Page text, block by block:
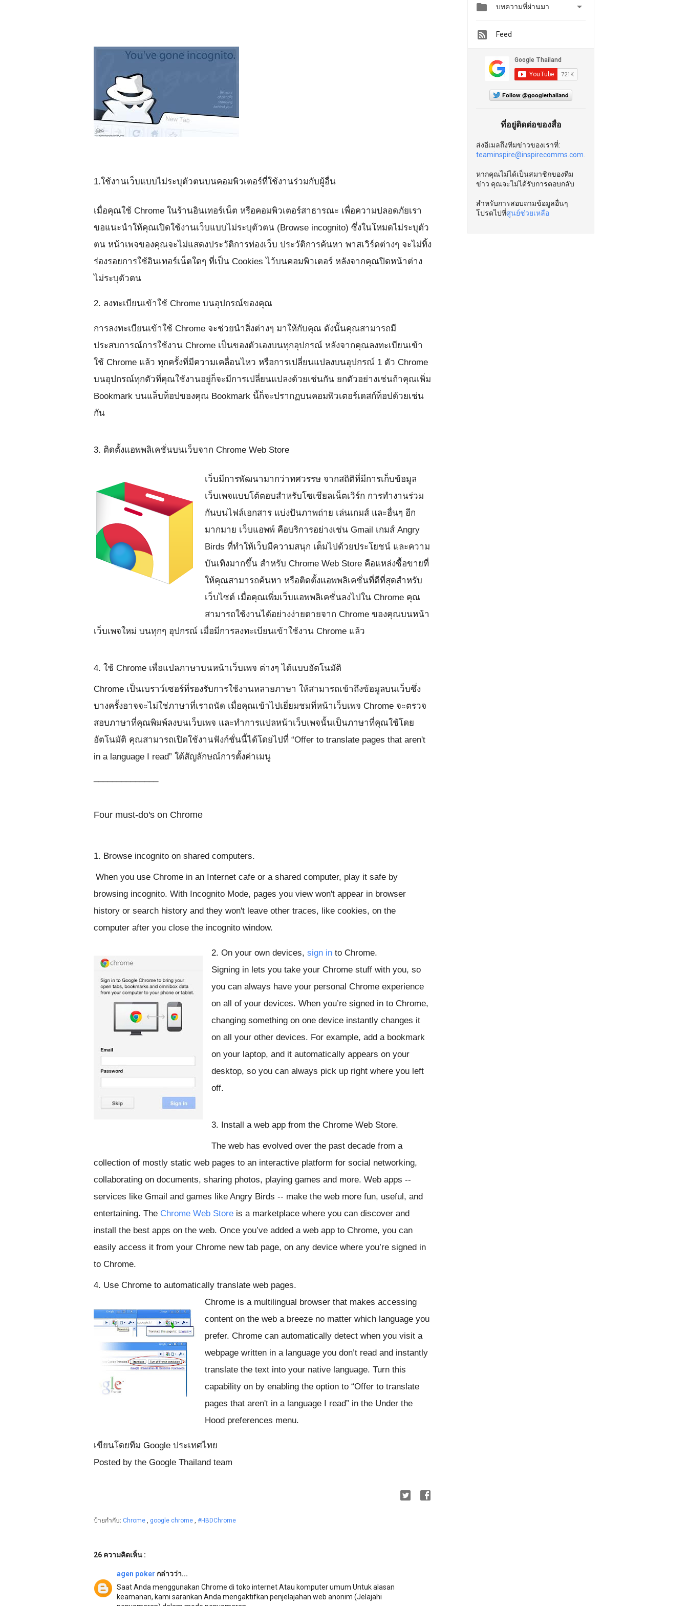
1.ใช้งานเว็บแบบไม่ระบุตัวตนบนคอมพิวเตอร์ที่ใช้งานร่วมกับผู้อื่น
เมื่อคุณใช้ Chrome ในร้านอินเทอร์เน็ต หรือคอมพิวเตอร์สาธารณะ เพื่อความปลอดภัยเรา
ขอแนะนำให้คุณเปิดใช้งานเว็บแบบไม่ระบุตัวตน (Browse incognito) ซึ่งในโหมดไม่ระบุตัว
ตน หน้าเพจของคุณจะไม่แสดงประวัติการท่องเว็บ ประวัติการค้นหา พาสเวิร์ดต่างๆ จะไม่ทิ้ง
ร่องรอยการใช้อินเทอร์เน็ตใดๆ ที่เป็น Cookies ไว้บนคอมพิวเตอร์ หลังจากคุณปิดหน้าต่าง
ไม่ระบุตัวตน
2. ลงทะเบียนเข้าใช้ Chrome บนอุปกรณ์ของคุณ
การลงทะเบียนเข้าใช้ Chrome จะช่วยนำสิ่งต่างๆ มาให้กับคุณ ดังนั้นคุณสามารถมี
ประสบการณ์การใช้งาน Chrome เป็นของตัวเองบนทุกอุปกรณ์ หลังจากคุณลงทะเบียนเข้า
ใช้ Chrome แล้ว ทุกครั้งที่มีความเคลื่อนไหว หรือการเปลี่ยนแปลงบนอุปกรณ์ 1 ตัว Chrome
บนอุปกรณ์ทุกตัวที่คุณใช้งานอยู่ก็จะมีการเปลี่ยนแปลงด้วยเช่นกัน ยกตัวอย่างเช่นถ้าคุณเพิ่ม
Bookmark บนแล็บท็อปของคุณ Bookmark นี้ก็จะปรากฏบนคอมพิวเตอร์เดสก์ท็อปด้วยเช่น
กัน
3. ติดตั้งแอพพลิเคชั่นบนเว็บจาก Chrome Web Store
เว็บมีการพัฒนามากว่าทศวรรษ จากสถิติที่มีการเก็บข้อมูล
เว็บเพจแบบโต้ตอบสำหรับโซเชียลเน็ตเวิร์ก การทำงานร่วม
กันบนไฟล์เอกสาร แบ่งปันภาพถ่าย เล่นเกมส์ และอื่นๆ อีก
มากมาย เว็บแอพพ์ คือบริการอย่างเช่น Gmail เกมส์ Angry
Birds ที่ทำให้เว็บมีความสนุก เต็มไปด้วยประโยชน์ และความ
บันเทิงมากขึ้น สำหรับ Chrome Web Store คือแหล่งซื้อขายที่
ให้คุณสามารถค้นหา หรือติดตั้งแอพพลิเคชั่นที่ดีที่สุดสำหรับ
เว็บไซต์ เมื่อคุณเพิ่มเว็บแอพพลิเคชั่นลงไปใน Chrome คุณ
สามารถใช้งานได้อย่างง่ายดายจาก Chrome ของคุณบนหน้า
เว็บเพจใหม่ บนทุกๆ อุปกรณ์ เมื่อมีการลงทะเบียนเข้าใช้งาน Chrome แล้ว
4. ใช้ Chrome เพื่อแปลภาษาบนหน้าเว็บเพจ ต่างๆ ได้แบบอัตโนมัติ
Chrome เป็นเบราว์เซอร์ที่รองรับการใช้งานหลายภาษา ให้สามารถเข้าถึงข้อมูลบนเว็บซึ่ง
บางครั้งอาจจะไม่ใช่ภาษาที่เราถนัด เมื่อคุณเข้าไปเยี่ยมชมที่หน้าเว็บเพจ Chrome จะตรวจ
สอบภาษาที่คุณพิมพ์ลงบนเว็บเพจ และทำการแปลหน้าเว็บเพจนั้นเป็นภาษาที่คุณใช้โดย
อัตโนมัติ คุณสามารถเปิดใช้งานฟังก์ชั่นนี้ได้โดยไปที่ “Offer to translate pages that aren't
in a language I read” ใต้สัญลักษณ์การตั้งค่าเมนู
Four must-do's on Chrome
1. Browse incognito on shared computers.
When you use Chrome in an Internet cafe or a shared computer, play it safe by
browsing incognito. With Incognito Mode, pages you view won't appear in browser
history or search history and they won't leave other traces, like cookies, on the
computer after you close the incognito window.
2. On your own devices, sign in to Chrome.
Signing in lets you take your Chrome stuff with you, so
you can always have your personal Chrome experience
on all of your devices. When you’re signed in to Chrome,
changing something on one device instantly changes it
on all your other devices. For example, add a bookmark
on your laptop, and it automatically appears on your
desktop, so you can always pick up right where you left
off.
3. Install a web app from the Chrome Web Store.
The web has evolved over the past decade from a
collection of mostly static web pages to an interactive platform for social networking,
collaborating on documents, sharing photos, playing games and more. Web apps --
services like Gmail and games like Angry Birds -- make the web more fun, useful, and
entertaining. The Chrome Web Store is a marketplace where you can discover and
install the best apps on the web. Once you’ve added a web app to Chrome, you can
easily access it from your Chrome new tab page, on any device where you’re signed in
to Chrome.
4. Use Chrome to automatically translate web pages.
Chrome is a multilingual browser that makes accessing
content on the web a breeze no matter which language you
prefer. Chrome can automatically detect when you visit a
webpage written in a language you don’t read and instantly
translate the text into your native language. Turn this
capability on by enabling the option to “Offer to translate
pages that aren't in a language I read” in the Under the
Hood preferences menu.
เขียนโดยทีม Google ประเทศไทย
Posted by the Google Thailand team
ป้ายกำกับ: Chrome , google chrome , #HBDChrome
26 ความคิดเห็น :
agen poker กล่าวว่า...
Saat Anda menggunakan Chrome di toko internet Atau komputer umum Untuk alasan
keamanan, kami sarankan Anda mengaktifkan penjelajahan web anonim (Jelajahi
 บทความที่ผ่านมา 
Feed
Follow @googlethailand
ที่อยู่ติดต่อของสื่อ
ส่งอีเมลถึงทีมข่าวของเราที่:
teaminspire@inspirecomms.com.
หากคุณไม่ได้เป็นสมาชิกของทีม
ข่าว คุณจะไม่ได้รับการตอบกลับ
สำหรับการสอบถามข้อมูลอื่นๆ
โปรดไปที่ศูนย์ช่วยเหลือ